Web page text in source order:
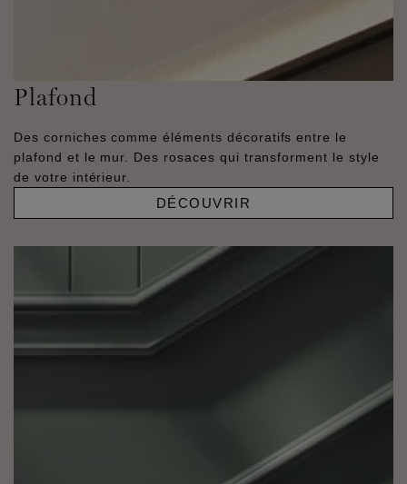
Plafond
Des corniches comme éléments décoratifs entre le
plafond et le mur. Des rosaces qui transforment le style
de votre intérieur.
DÉCOUVRIR